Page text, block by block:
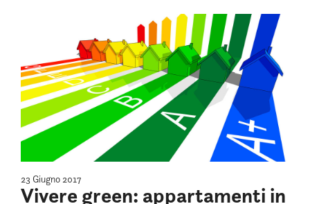
23 Giugno 2017
Vivere green: appartamenti in